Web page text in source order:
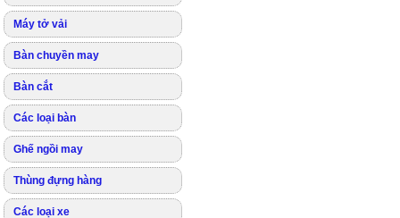
Máy tở vải
Bàn chuyền may
Bàn cắt
Các loại bàn
Ghế ngồi may
Thùng đựng hàng
Các loại xe